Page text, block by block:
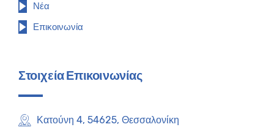
Νέα
Επικοινωνία
Στοιχεία Επικοινωνίας
Κατούνη 4, 54625, Θεσσαλονίκη